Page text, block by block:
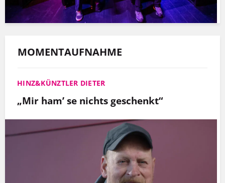
MOMENTAUFNAHME
HINZ&KÜNZTLER DIETER
„Mir ham’ se nichts geschenkt“